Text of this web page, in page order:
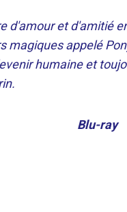
d'amour et d'amitié
magiques appelé
humaine et
Blu-ray